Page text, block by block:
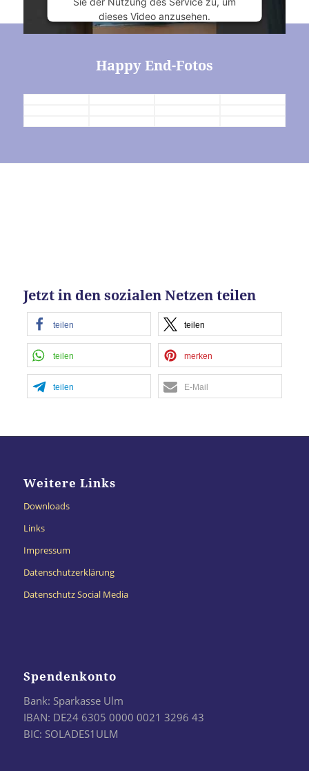
dieses Video anzusehen.
Management Platform&eRecht24
Happy End-Fotos
Jetzt in den sozialen Netzen teilen
teilen teilen
teilen merken
teilen E-Mail
Weitere Links
Downloads
Links
Impressum
Datenschutzerklärung
Datenschutz Social Media
Spendenkonto
Bank: Sparkasse Ulm
IBAN: DE24 6305 0000 0021 3296 43
BIC: SOLADES1ULM